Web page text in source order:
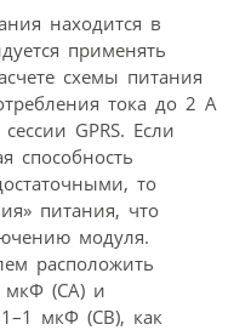
находится в
применять
схемы питания
тока до 2 А
GPRS. Если
способность
то
питания, что
модуля.
расположить
мкФ (CA) и
мкФ (CB), как